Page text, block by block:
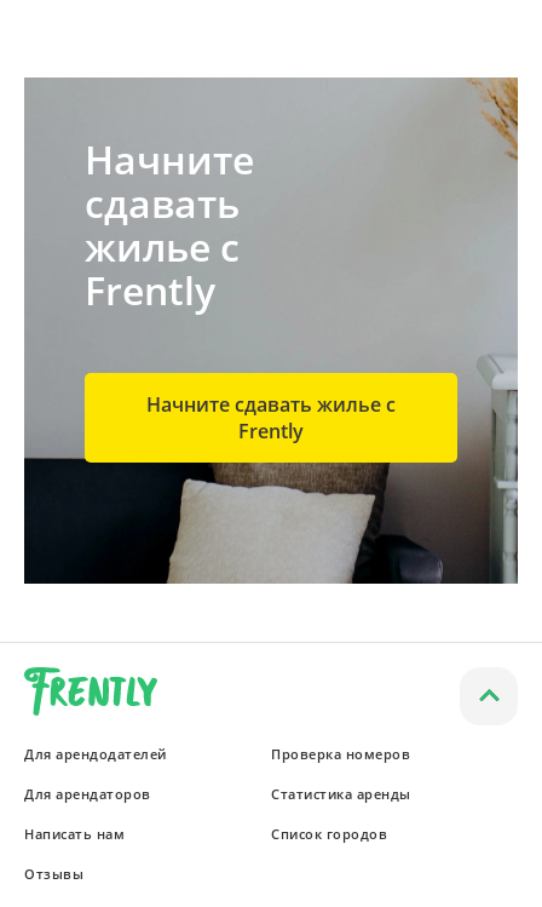
Начните
сдавать
жилье с
Frently
Начните сдавать жилье с
Frently
Для арендодателей
Для арендаторов
Написать нам
Отзывы
Проверка номеров
Статистика аренды
Список городов